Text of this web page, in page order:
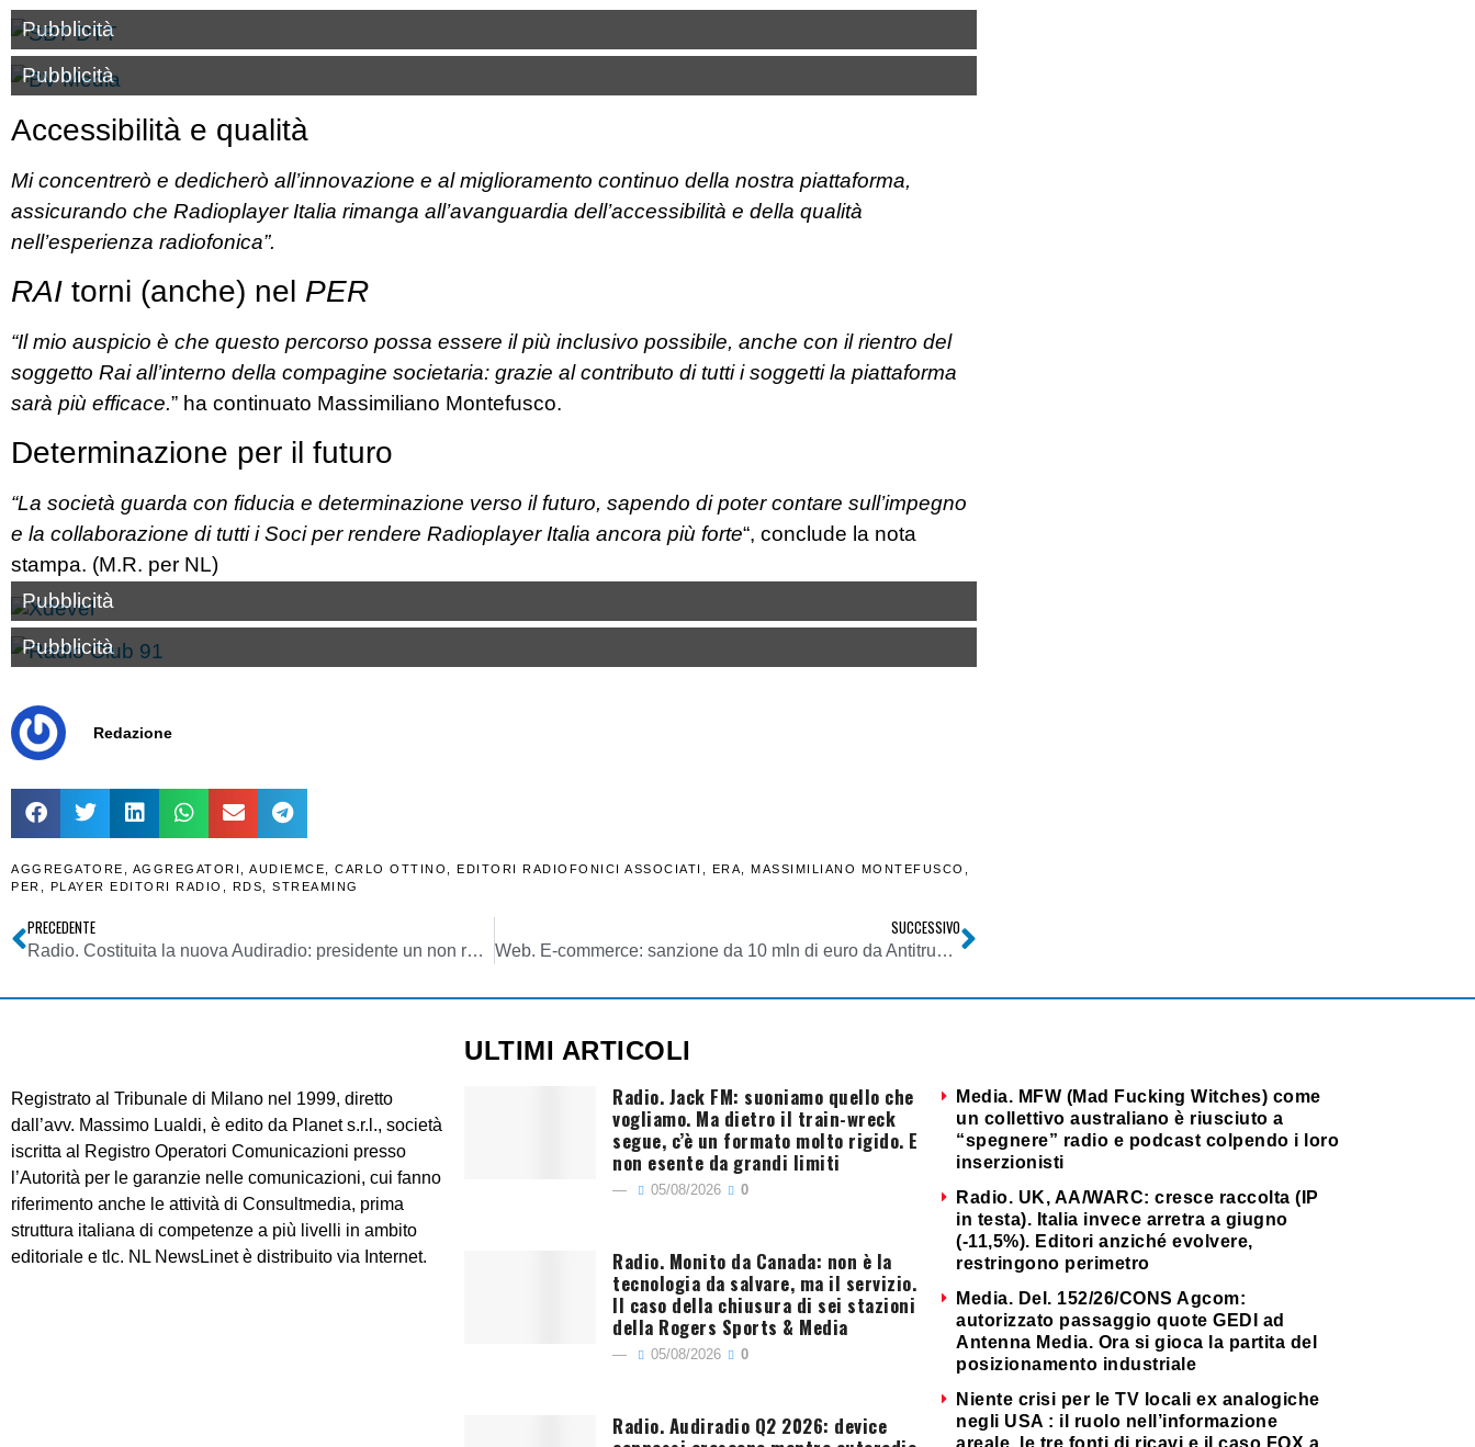
Pubblicità
Pubblicità
Accessibilità e qualità
Mi concentrerò e dedicherò all’innovazione e al miglioramento continuo della nostra piattaforma,
assicurando che Radioplayer Italia rimanga all’avanguardia dell’accessibilità e della qualità
nell’esperienza radiofonica”.
RAI torni (anche) nel PER
“Il mio auspicio è che questo percorso possa essere il più inclusivo possibile, anche con il rientro del
soggetto Rai all’interno della compagine societaria: grazie al contributo di tutti i soggetti la piattaforma
sarà più efficace.” ha continuato Massimiliano Montefusco.
Determinazione per il futuro
“La società guarda con fiducia e determinazione verso il futuro, sapendo di poter contare sull’impegno
e la collaborazione di tutti i Soci per rendere Radioplayer Italia ancora più forte“, conclude la nota
stampa. (M.R. per NL)
Pubblicità
Pubblicità
Redazione
AGGREGATORE AGGREGATORI AUDIEMCE CARLO OTTINO EDITORI RADIOFONICI ASSOCIATI ERA MASSIMILIANO MONTEFUSCO
PER
PLAYER EDITORI RADIO RDS STREAMING
PRECEDENTE
Radio. Costituita la nuova Audiradio: presidente un non radiofonico a dimostrare identità JIC della newco. Soci sono ERA (ex TER), UPA e UNA
SUCCESSIVO
Web. E-commerce: sanzione da 10 mln di euro da Antitrust ad Amazon per flag su acquisti periodici in luogo di singoli. Limitata scelta utenti
Registrato al Tribunale di Milano nel 1999, diretto
dall’avv. Massimo Lualdi, è edito da Planet s.r.l., società
iscritta al Registro Operatori Comunicazioni presso
l’Autorità per le garanzie nelle comunicazioni, cui fanno
riferimento anche le attività di Consultmedia, prima
struttura italiana di competenze a più livelli in ambito
editoriale e tlc. NL NewsLinet è distribuito via Internet.
ULTIMI ARTICOLI
Radio. Jack FM: suoniamo quello che
vogliamo. Ma dietro il train-wreck
segue, c’è un formato molto rigido. E
non esente da grandi limiti
05/08/2026 0
Radio. Monito da Canada: non è la
tecnologia da salvare, ma il servizio.
Il caso della chiusura di sei stazioni
della Rogers Sports & Media
05/08/2026 0
Radio. Audiradio Q2 2026: device
Media. MFW (Mad Fucking Witches) come
un collettivo australiano è riusciuto a
“spegnere” radio e podcast colpendo i loro
inserzionisti
Radio. UK, AA/WARC: cresce raccolta (IP
in testa). Italia invece arretra a giugno
(-11,5%). Editori anziché evolvere,
restringono perimetro
Media. Del. 152/26/CONS Agcom:
autorizzato passaggio quote GEDI ad
Antenna Media. Ora si gioca la partita del
posizionamento industriale
Niente crisi per le TV locali ex analogiche
negli USA : il ruolo nell’informazione
areale, le tre fonti di ricavi e il caso FOX a